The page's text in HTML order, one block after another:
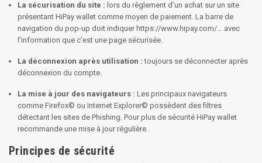
La sécurisation du site : lors du règlement d’un achat sur un site
présentant HiPay wallet comme moyen de paiement. La barre de
navigation du pop-up doit indiquer https://www.hipay.com/… avec
l’information que c’est une page sécurisée.
La déconnexion après utilisation :toujours se déconnecter après
déconnexion du compte.
La mise à jour des navigateurs : Les principaux navigateurs
comme Firefox© ou Internet Explorer© possèdent des filtres
détectant les sites de Phishing. Pour plus de sécurité HiPay wallet
recommande une mise à jour régulière.
Principes de sécurité